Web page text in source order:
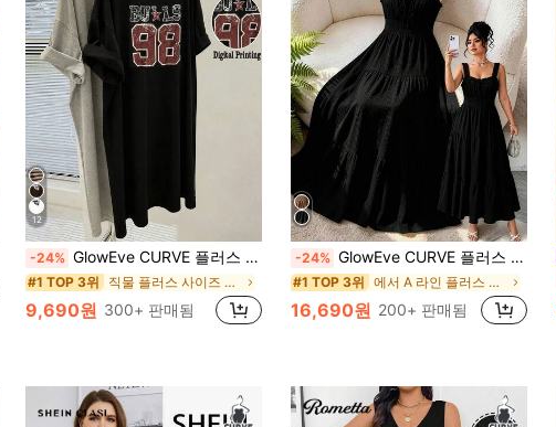
12
-24% GlowEve CURVE 플러스 사이즈 캐주얼 & 출퇴근 우아하고 편안한 스트레이트 반팔 나비 프린트 드레스, 봄/여름
#1 TOP 3위 직물 플러스 사이즈 드레스
9,690원 300+ 판매됨
-24% GlowEve CURVE 플러스 사이즈 여성용 우아한 솔리드 컬러 텍스처 플리츠 홀로우 아웃 백리스 보우 타이 스트랩 롱 맥시 드레스, 여름 해변 휴가, 데이트에 적합
#1 TOP 3위 에서 A 라인 플러스 사이즈 드레스
16,690원 200+ 판매됨